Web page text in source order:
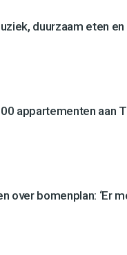
duurzaam eten
appartementen aan
over bomenplan: ‘Er